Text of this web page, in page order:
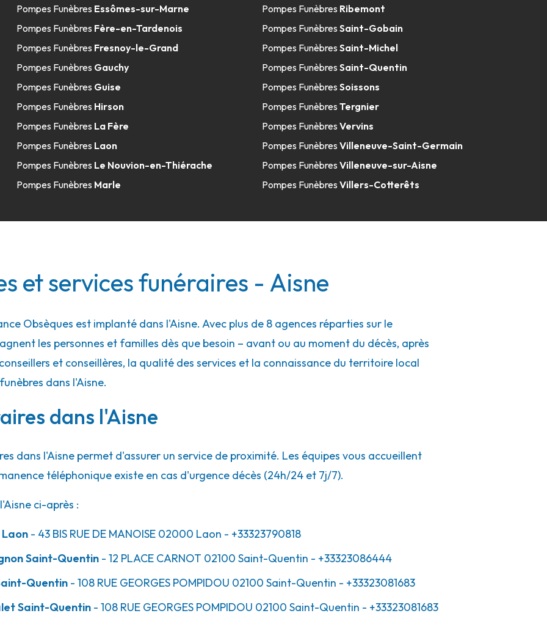
en-
Pompes Funèbres Essômes-sur-Marne
Pompes Funèbres Fère-en-Tardenois
Pompes Funèbres Fresnoy-le-Grand
Pompes Funèbres Gauchy
Pompes Funèbres Guise
Pompes Funèbres Hirson
Pompes Funèbres La Fère
Pompes Funèbres Laon
Pompes Funèbres Le Nouvion-en-Thiérache
Pompes Funèbres Marle
Pompes Funèbres Ribemont
Pompes FunèbresSaint-Gobain
Pompes FunèbresSaint-Michel
Pompes FunèbresSaint-Quentin
Pompes FunèbresSoissons
Pompes FunèbresTergnier
Pompes FunèbresVervins
Pompes FunèbresVilleneuve-Saint-Germain
Pompes FunèbresVilleneuve-sur-Aisne
Pompes FunèbresVillers-Cotterêts
et services funéraires - Aisne
Obsèques est implanté dans l'Aisne. Avec plus de 8 agences réparties sur le
les personnes et familles dès que besoin – avant ou au moment du décès, après
et conseillères, la qualité des services et la connaissance du territoire local
dans l'Aisne.
dans l'Aisne
dans l'Aisne permet d'assurer un service de proximité. Les équipes vous accueillent
téléphonique existe en cas d'urgence décès (24h/24 et 7j/7).
ci-après :
- 43 BIS RUE DE MANOISE 02000 Laon - +33323790818
Saint-Quentin - 12 PLACE CARNOT 02100 Saint-Quentin - +33323086444
Quentin - 108 RUE GEORGES POMPIDOU 02100 Saint-Quentin - +33323081683
Saint-Quentin - 108 RUE GEORGES POMPIDOU 02100 Saint-Quentin - +33323081683